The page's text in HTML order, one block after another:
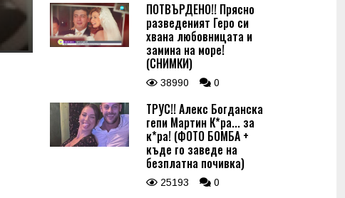
ПОТВЪРДЕНО!! Прясно
разведеният Геро си
хвана любовницата и
замина на море!
(СНИМКИ)
38990 0
ТРУС!! Алекс Богданска
гепи Мартин К*ра... за
к*ра! (ФОТО БОМБА +
къде го заведе на
безплатна почивка)
25193 0